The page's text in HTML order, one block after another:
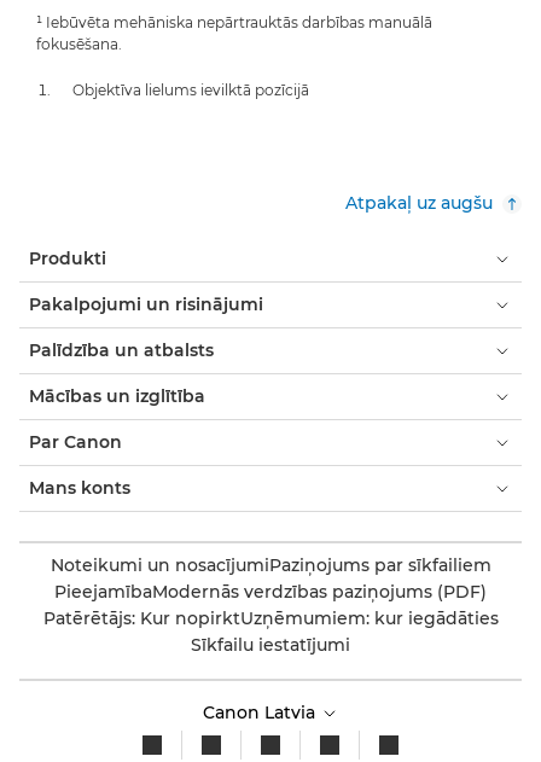
¹ Iebūvēta mehāniska nepārtrauktās darbības manuālā
fokusēšana.
Objektīva lielums ievilktā pozīcijā
Atpakaļ uz augšu
Produkti
Pakalpojumi un risinājumi
Palīdzība un atbalsts
Mācības un izglītība
Par Canon
Mans konts
Noteikumi un nosacījumiPaziņojums par sīkfailiem
PieejamībaModernās verdzības paziņojums (PDF)
Patērētājs: Kur nopirktUzņēmumiem: kur iegādāties
Sīkfailu iestatījumi
Canon Latvia